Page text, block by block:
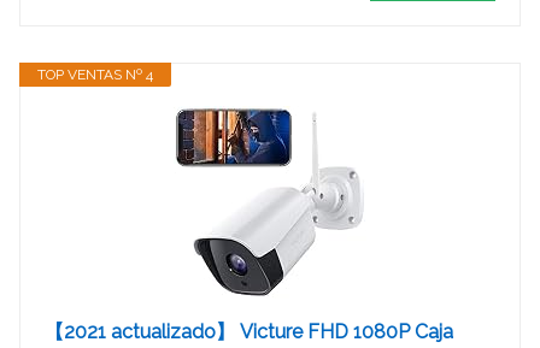
TOP VENTAS Nº 4
【2021 actualizado】 Victure FHD 1080P Caja